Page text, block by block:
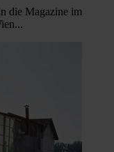
die Magazine im